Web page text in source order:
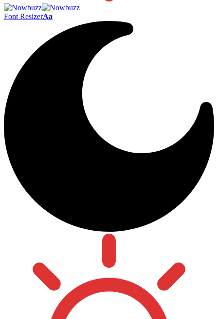
Font ResizerAa